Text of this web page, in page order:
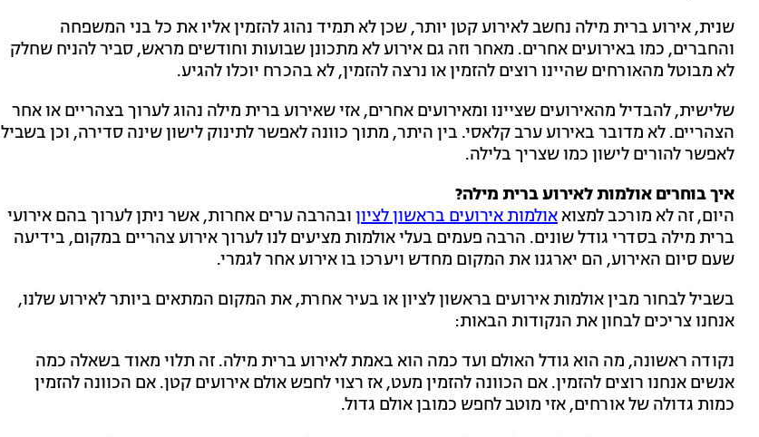
שנית, אירוע ברית מילה נחשב לאירוע קטן יותר, שכן לא תמיד נהוג להזמין אליו את כל בני המשפחה
והחברים, כמו באירועים אחרים. מאחר וזה גם אירוע לא מתכונן שבועות וחודשים מראש, סביר להניח שחלק
לא מבוטל מהאורחים שהיינו רוצים להזמין או נרצה להזמין, לא בהכרח יוכלו להגיע.
שלישית, להבדיל מהאירועים שציינו ומאירועים אחרים, אזי שאירוע ברית מילה נהוג לערוך בצהריים או אחר
הצהריים. לא מדובר באירוע ערב קלאסי. בין היתר, מתוך כוונה לאפשר לתינוק לישון שינה סדירה, וכן בשביל
לאפשר להורים לישון כמו שצריך בלילה.
איך בוחרים אולמות לאירוע ברית מילה?
היום, זה לא מורכב למצואאולמות אירועים בראשון לציון ובהרבה ערים אחרות, אשר ניתן לערוך בהם אירועי
ברית מילה בסדרי גודל שונים. הרבה פעמים בעלי אולמות מציעים לנו לערוך אירוע צהריים במקום, בידיעה
שעם סיום האירוע, הם יארגנו את המקום מחדש ויערכו בו אירוע אחר לגמרי.
בשביל לבחור מבין אולמות אירועים בראשון לציון או בעיר אחרת, את המקום המתאים ביותר לאירוע שלנו,
אנחנו צריכים לבחון את הנקודות הבאות:
נקודה ראשונה, מה הוא גודל האולם ועד כמה הוא באמת לאירוע ברית מילה. זה תלוי מאוד בשאלה כמה
אנשים אנחנו רוצים להזמין. אם הכוונה להזמין מעט, אז רצוי לחפש אולם אירועים קטן. אם הכוונה להזמין
כמות גדולה של אורחים, אזי מוטב לחפש כמובן אולם גדול.